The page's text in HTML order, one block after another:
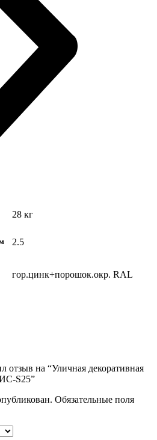
28 кг
2.5
гор.цинк+порошок.окр. RAL
отзыв на “Уличная декоративная
S25”
Обязательные поля